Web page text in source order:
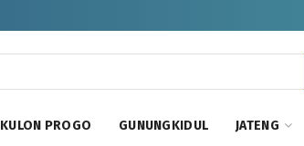
KULON PROGO GUNUNGKIDUL JATENG